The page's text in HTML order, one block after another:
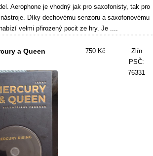
Aerophone je vhodný jak pro saxofonisty, tak pro
Díky dechovému senzoru a saxofonovému
velmi přirozený pocit ze hry. Je ....
a Queen 750 Kč
Zlín
PSČ:
76331